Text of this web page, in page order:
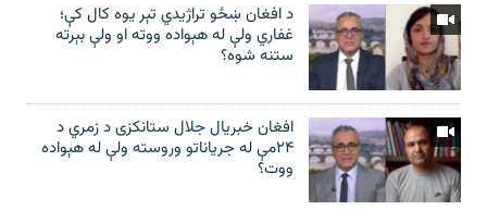
د افغان ښځو تراژیدي تېر یوه کال کې؛
غفاري ولې له هېواده ووته او ولې بېرته
ستنه شوه؟
افغان خبریال جلال ستانکزی د زمري د
۲۴مې له جریاناتو وروسته ولې له هېواده
ووت؟